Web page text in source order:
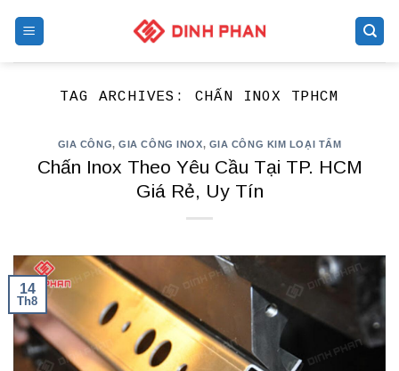
TAG ARCHIVES: CHẤN INOX TPHCM
GIA CÔNG,GIA CÔNG INOX, GIA CÔNG KIM LOẠI TẤM
Chấn Inox Theo Yêu Cầu Tại TP. HCM
Giá Rẻ, Uy Tín
14
Th8